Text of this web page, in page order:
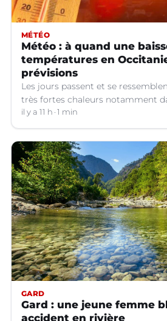
MÉTÉO
Météo : à quand une
températures en
prévisions
Les jours passent et se
très fortes chaleurs notamment
Jusqu’à quand ?
il y a 11 h 1 min
GARD
Gard : une jeune femme
accident en rivière